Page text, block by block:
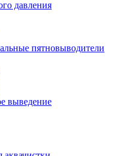
давления
пятновыводители
выведение